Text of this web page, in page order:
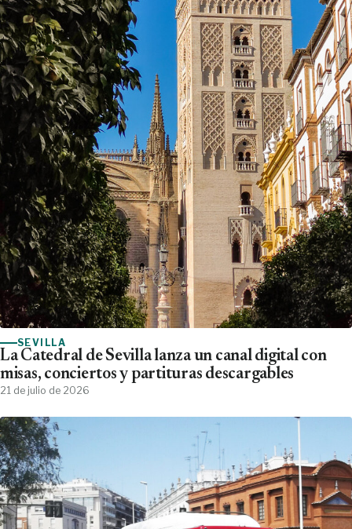
SEVILLA
La Catedral de Sevilla lanza un canal digital con
misas, conciertos y partituras descargables
21 de julio de 2026